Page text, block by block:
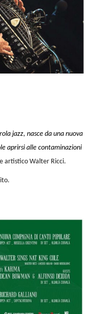
jazz, nasce da una nuova
aprirsi alle contaminazioni
artistico Walter Ricci.